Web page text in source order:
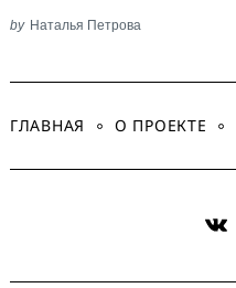
by Наталья Петрова
ГЛАВНАЯ О ПРОЕКТЕ
VK